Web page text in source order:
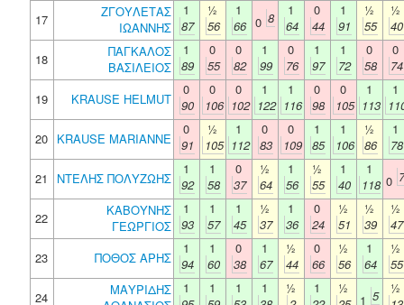
17
ΖΓΟΥΛΕΤΑΣ
ΙΩΑΝΝΗΣ
1
87
½
56
1
66 0 8
1
64
0
44
1
91
½
55
½
40
18
ΠΑΓΚΑΛΟΣ
ΒΑΣΙΛΕΙΟΣ
1
89
0
55
0
82
1
99
0
76
1
97
1
72
0
58
0
74
19
KRAUSE HELMUT
0
90
0
106
0
102
1
122
1
116
0
98
0
105
1
113
1
20 KRAUSE MARIANNE
0
91
½
105
1
112
0
83
0
109
1
85
1
106
½
86
1
78
21
ΝΤΕΛΗΣ ΠΟΛΥΖΩΗΣ
1
92
1
58
0
37
½
64
1
56
½
55
1
40
1
118 0
22
ΚΑΒΟΥΝΗΣ
ΓΕΩΡΓΙΟΣ
1
93
1
57
1
45
½
37
1
36
0
24
½
51
½
39
½
47
23
ΠΟΘΟΣ ΑΡΗΣ
1
94
1
60
0
38
1
67
½
44
0
66
½
56
1
64
½
55
24
ΜΑΥΡΙΔΗΣ
1
1
1
1
½
1
½
1 5
½